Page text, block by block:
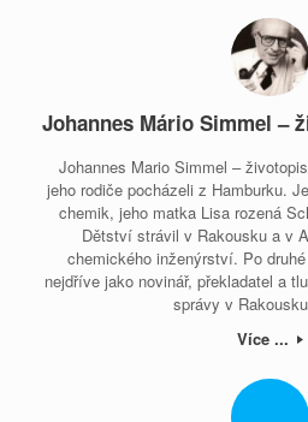
Johannes Mário Simmel –
Johannes Mario Simmel –
jeho rodiče pocházeli z Hamburku.
chemik, jeho matka Lisa rozená
Dětství strávil v Rakousku a v
chemického inženýrství. Po
nejdříve jako novinář, překladatel a
správy v
Více ...